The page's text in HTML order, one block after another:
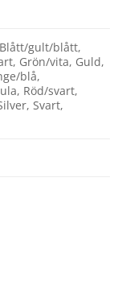
gult/blått,
Grön/vita, Guld,
blå,
Röd/svart,
Svart,